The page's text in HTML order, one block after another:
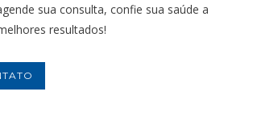
sua consulta, confie sua saúde a
resultados!